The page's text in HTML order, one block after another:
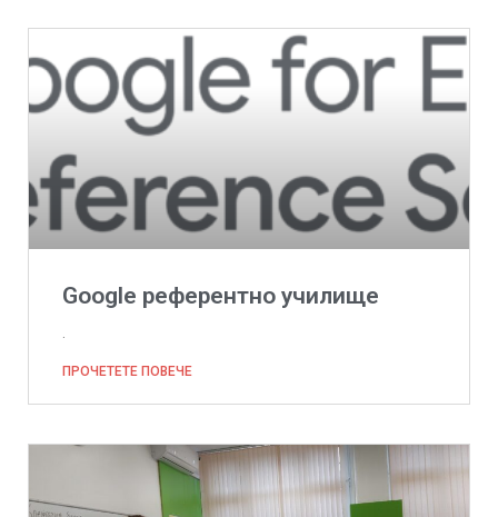
Google референтно училище
ПРОЧЕТЕТЕ ПОВЕЧЕ